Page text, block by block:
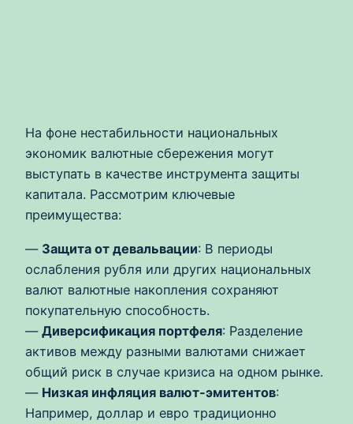
На фоне нестабильности национальных
экономик валютные сбережения могут
выступать в качестве инструмента защиты
капитала. Рассмотрим ключевые
преимущества:
— Защита от девальвации: В периоды
ослабления рубля или других национальных
валют валютные накопления сохраняют
покупательную способность.
— Диверсификация портфеля: Разделение
активов между разными валютами снижает
общий риск в случае кризиса на одном рынке.
— Низкая инфляция валют-эмитентов:
Например, доллар и евро традиционно